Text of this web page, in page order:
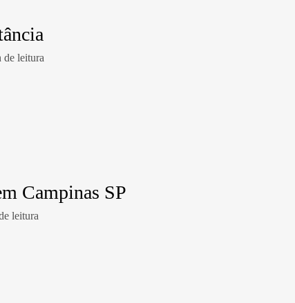
de leitura
Campinas SP
leitura